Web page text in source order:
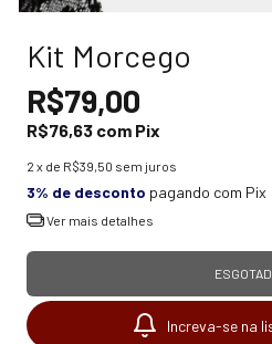
Kit Morcego
R$79,00
R$76,63 com Pix
2 x de R$39,50 sem juros
3% de desconto pagando com Pix
Ver mais detalhes
Increva-se na